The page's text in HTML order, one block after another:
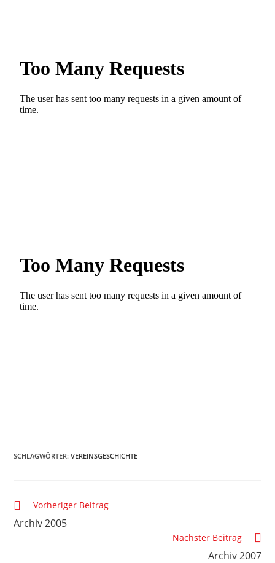
SCHLAGWÖRTER:VEREINSGESCHICHTE
Vorheriger Beitrag
Archiv 2005
Nächster Beitrag
Archiv 2007